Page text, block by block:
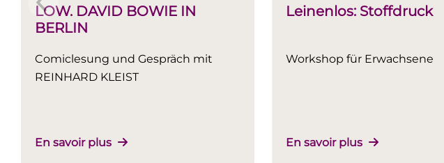
LOW. DAVID BOWIE IN
BERLIN
Comiclesung und Gespräch mit
REINHARD KLEIST
En savoir plus
Leinenlos: Stoffdruck
Workshop für Erwachsene
En savoir plus